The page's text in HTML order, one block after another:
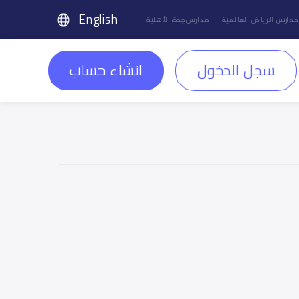
مدارس الرياض العالمية مدارس جدة الأهلية English
سجل الدخول انشاء حساب